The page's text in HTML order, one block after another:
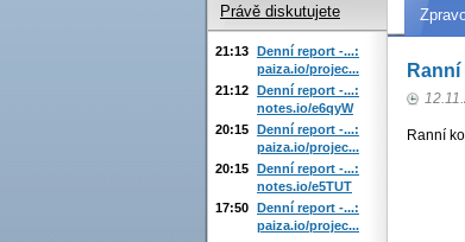
Ranní
Právě diskutujete
21:13 Denní report -...:
paiza.io/projec...
21:12 Denní report -...:
notes.io/e6qyW
20:15 Denní report -...:
paiza.io/projec...
20:15 Denní report -...:
notes.io/e5TUT
17:50 Denní report -...:
paiza.io/projec...